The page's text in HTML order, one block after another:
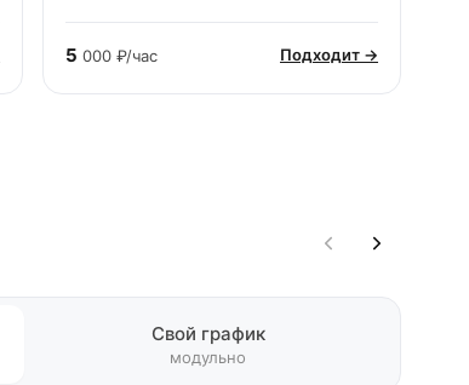
5 000 ₽/час Подходит →
Свой график
модульно